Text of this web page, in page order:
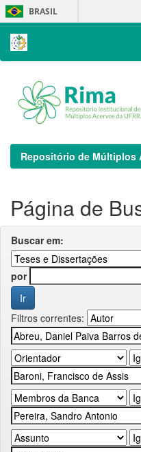
Skip
navigation
BRASIL
Repositório de Múltiplos
Página de
Buscar em:
por
Filtros correntes: